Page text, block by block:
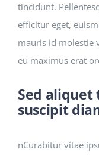
tincidunt.
efficitur eget,
mauris id molestie
eu maximus erat
Sed aliquet
suscipit
nCurabitur vitae